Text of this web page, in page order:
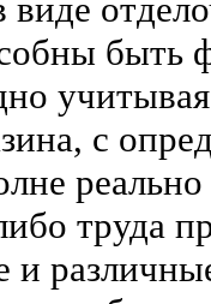
виде
быть
с
реально
труда
и